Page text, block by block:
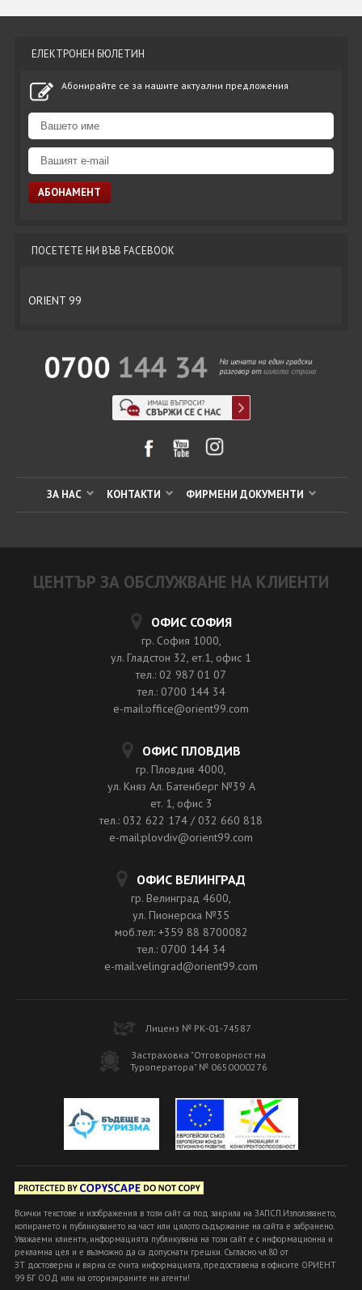
ЕЛЕКТРОНЕН БЮЛЕТИН
Абонирайте се за нашите актуални предложения
ПОСЕТЕТЕ НИ ВЪВ FACEBOOK
ORIENT 99
ЗА НАС КОНТАКТИ ФИРМЕНИ ДОКУМЕНТИ
ЦЕНТЪР ЗА ОБСЛУЖВАНЕ НА КЛИЕНТИ
ОФИС СОФИЯ
гр. София 1000,
ул. Гладстон 32, ет.1, офис 1
тел.: 02 987 01 07
тел.: 0700 144 34
e-mail:office@orient99.com
ОФИС ПЛОВДИВ
гр. Пловдив 4000,
ул. Княз Ал. Батенберг №39 A
ет. 1, офис 3
тел.: 032 622 174 / 032 660 818
e-mail:plovdiv@orient99.com
ОФИС ВЕЛИНГРАД
гр. Велинград 4600,
ул. Пионерска №35
моб.тел: +359 88 8700082
тел.: 0700 144 34
e-mail:velingrad@orient99.com
Лиценз № РК-01-74587
Застраховка "Отговорност на
Туроператора" № 0650000276
Всички текстове и изображения в този сайт са под закрила на ЗАПСП.Използването,
копирането и публикуването на част или цялото съдържание на сайта е забранено.
Уважаеми клиенти, информацията публикувана на този сайт е с информационна и
рекламна цел и е възможно да са допуснати грешки. Съгласно чл.80 от
ЗТ достоверна и вярна се счита информацията, предоставена в офисите ОРИЕНТ
99 БГ ООД или на оторизираните ни агенти!